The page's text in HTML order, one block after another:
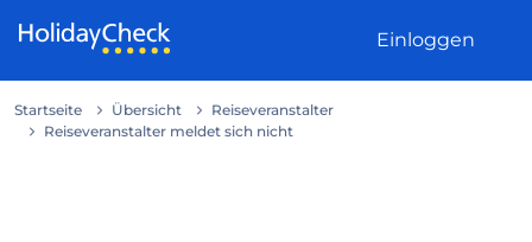
Einloggen
Startseite Übersicht
Reiseveranstalter
Reiseveranstalter meldet sich nicht